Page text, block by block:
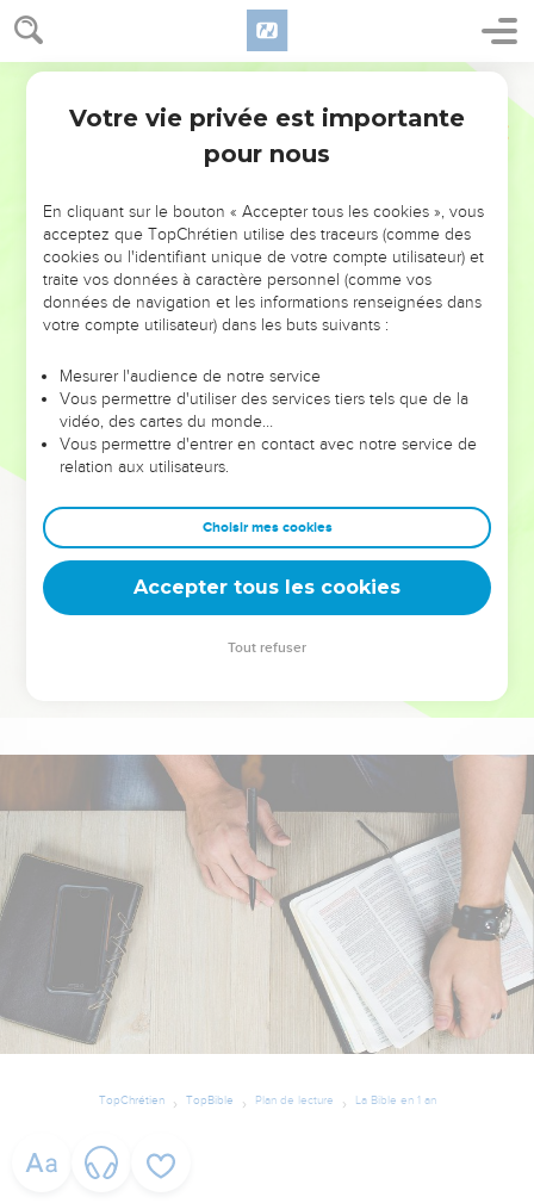
NE MANQUEZ PAS L’ÉVÉNEMENT
DE L’ANNÉE !
ET SI LEURS ERREURS POUVAIENT VOUS ÉVITER LES
VOTRES ?
leur foi ou leur vision. Mais on voit moins les doutes, les erreurs
et les saisons difficiles qu'ils ont traversés, alors même que ce
sont elles qui les ont façonnés.
Dans cette conférence, leaders, entrepreneurs, et responsables
clés pour avancer avec plus de sagesse afin que leurs erreurs
deviennent vos tremplins. Que vous guidiez un ministère, une
équipe, un groupe ou une famille, leur expérience est faite
TopChrétien TopBible Plan de lecture La Bible en 1 an
Votre vie privée est importante
pour nous
En cliquant sur le bouton « Accepter tous les cookies », vous
acceptez que TopChrétien utilise des traceurs (comme des
cookies ou l'identifiant unique de votre compte utilisateur) et
traite vos données à caractère personnel (comme vos
données de navigation et les informations renseignées dans
votre compte utilisateur) dans les buts suivants :
Mesurer l'audience de notre service
Vous permettre d'utiliser des services tiers tels que de la
vidéo, des cartes du monde…
Vous permettre d'entrer en contact avec notre service de
relation aux utilisateurs.
Choisir mes cookies
Accepter tous les cookies
Tout refuser